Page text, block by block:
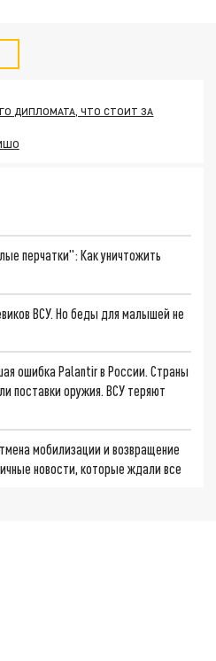
ДИПЛОМАТА, ЧТО СТОИТ ЗА
перчатки": Как уничтожить
ВСУ. Но беды для малышей не
ошибка Palantir в России. Страны
поставки оружия. ВСУ теряют
мобилизации и возвращение
новости, которые ждали все